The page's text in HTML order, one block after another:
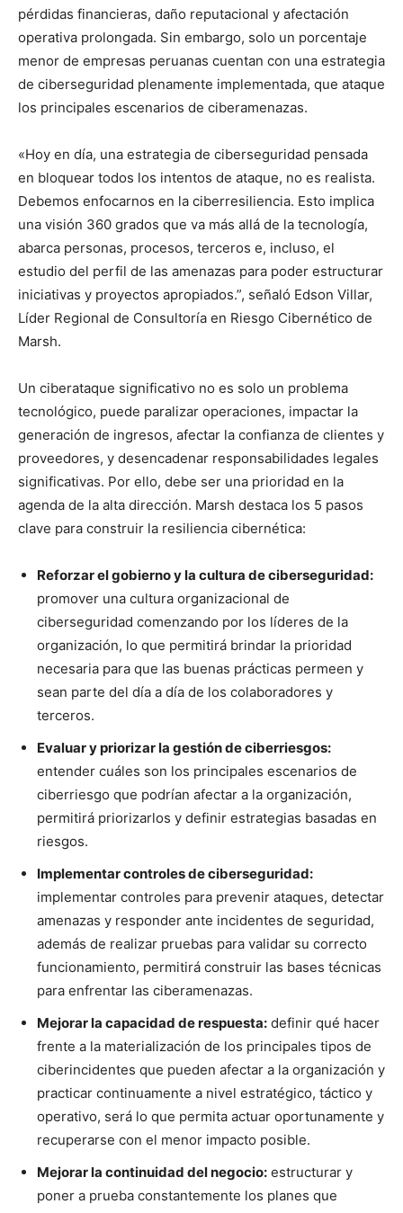
pérdidas financieras, daño reputacional y afectación
operativa prolongada. Sin embargo, solo un porcentaje
menor de empresas peruanas cuentan con una estrategia
de ciberseguridad plenamente implementada, que ataque
los principales escenarios de ciberamenazas.
«Hoy en día, una estrategia de ciberseguridad pensada
en bloquear todos los intentos de ataque, no es realista.
Debemos enfocarnos en la ciberresiliencia. Esto implica
una visión 360 grados que va más allá de la tecnología,
abarca personas, procesos, terceros e, incluso, el
estudio del perfil de las amenazas para poder estructurar
iniciativas y proyectos apropiados.”, señaló Edson Villar,
Líder Regional de Consultoría en Riesgo Cibernético de
Marsh.
Un ciberataque significativo no es solo un problema
tecnológico, puede paralizar operaciones, impactar la
generación de ingresos, afectar la confianza de clientes y
proveedores, y desencadenar responsabilidades legales
significativas. Por ello, debe ser una prioridad en la
agenda de la alta dirección. Marsh destaca los 5 pasos
clave para construir la resiliencia cibernética:
Reforzar el gobierno y la cultura de ciberseguridad:
promover una cultura organizacional de
ciberseguridad comenzando por los líderes de la
organización, lo que permitirá brindar la prioridad
necesaria para que las buenas prácticas permeen y
sean parte del día a día de los colaboradores y
terceros.
Evaluar y priorizar la gestión de ciberriesgos:
entender cuáles son los principales escenarios de
ciberriesgo que podrían afectar a la organización,
permitirá priorizarlos y definir estrategias basadas en
riesgos.
Implementar controles de ciberseguridad:
implementar controles para prevenir ataques, detectar
amenazas y responder ante incidentes de seguridad,
además de realizar pruebas para validar su correcto
funcionamiento, permitirá construir las bases técnicas
para enfrentar las ciberamenazas.
Mejorar la capacidad de respuesta: definir qué hacer
frente a la materialización de los principales tipos de
ciberincidentes que pueden afectar a la organización y
practicar continuamente a nivel estratégico, táctico y
operativo, será lo que permita actuar oportunamente y
recuperarse con el menor impacto posible.
Mejorar la continuidad del negocio: estructurar y
poner a prueba constantemente los planes que